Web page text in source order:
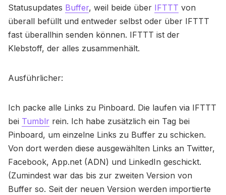
Statusupdates Buffer, weil beide über IFTTT von
überall befüllt und entweder selbst oder über IFTTT
fast überallhin senden können. IFTTT ist der
Klebstoff, der alles zusammenhält.
Ausführlicher:
Ich packe alle Links zu Pinboard. Die laufen via IFTTT
bei Tumblr rein. Ich habe zusätzlich ein Tag bei
Pinboard, um einzelne Links zu Buffer zu schicken.
Von dort werden diese ausgewählten Links an Twitter,
Facebook, App.net (ADN) und LinkedIn geschickt.
(Zumindest war das bis zur zweiten Version von
Buffer so. Seit der neuen Version werden importierte